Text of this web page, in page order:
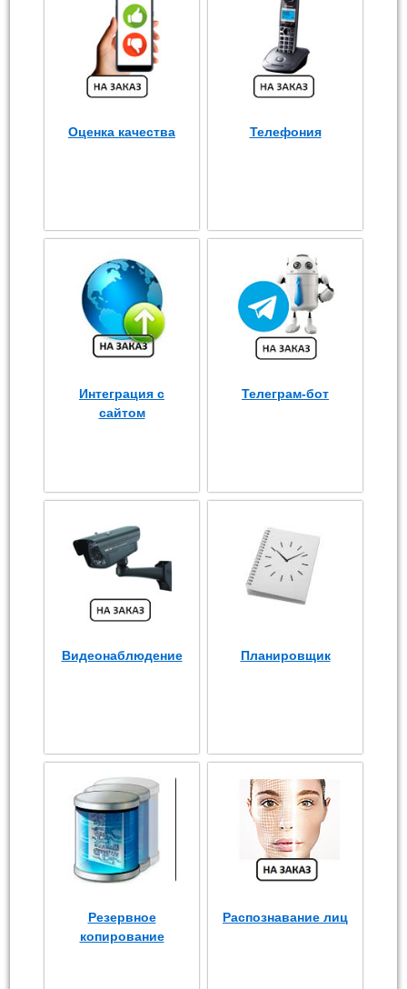
Оценка качества Телефония
Интеграция с
сайтом
Телеграм-бот
Видеонаблюдение Планировщик
Резервное
копирование
Распознавание лиц